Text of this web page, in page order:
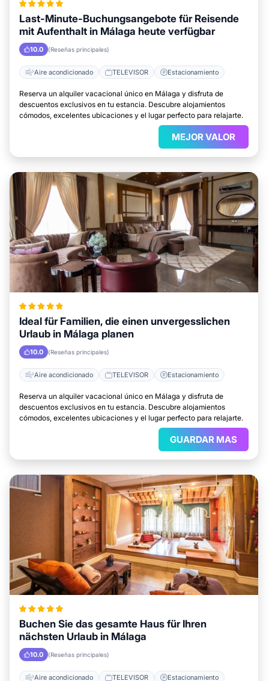
Last-Minute-Buchungsangebote für Reisende
mit Aufenthalt in Málaga heute verfügbar
10.0 (Reseñas principales)
Aire acondicionado TELEVISOR Estacionamiento
Reserva un alquiler vacacional único en Málaga y disfruta de
descuentos exclusivos en tu estancia. Descubre alojamientos
cómodos, excelentes ubicaciones y el lugar perfecto para relajarte.
MEJOR VALOR
Ideal für Familien, die einen unvergesslichen
Urlaub in Málaga planen
10.0 (Reseñas principales)
Aire acondicionado TELEVISOR Estacionamiento
Reserva un alquiler vacacional único en Málaga y disfruta de
descuentos exclusivos en tu estancia. Descubre alojamientos
cómodos, excelentes ubicaciones y el lugar perfecto para relajarte.
GUARDAR MAS
Buchen Sie das gesamte Haus für Ihren
nächsten Urlaub in Málaga
10.0 (Reseñas principales)
Aire acondicionado TELEVISOR Estacionamiento